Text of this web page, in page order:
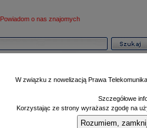
Powiadom o nas znajomych
Poczekalnia|
W związku z nowelizacją Prawa
Szczegółowe
Korzystając ze strony wyrażasz zgodę na
Rozumiem,